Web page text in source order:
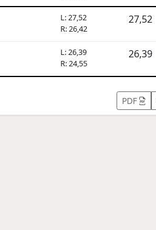
L: 27,52
R: 26,42
27,52
L: 26,39
R: 24,55
26,39
PDF